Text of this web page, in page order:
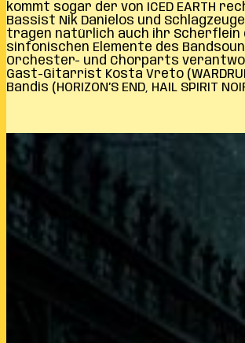
kommt sogar der von ICED EARTH
Bassist Nik Danielos und
tragen natürlich auch ihr Scherflein
sinfonischen Elemente des
Orchester- und Chorparts
Gast-Gitarrist Kosta Vreto
Bandis (HORIZON’S END, HAIL SPIRIT